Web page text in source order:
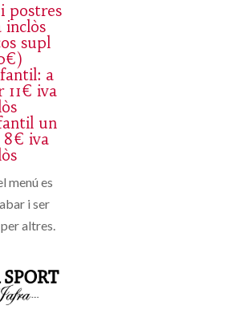
postres
inclòs
supl
a
11€ iva
un
8€ iva
menú es
i ser
altres.